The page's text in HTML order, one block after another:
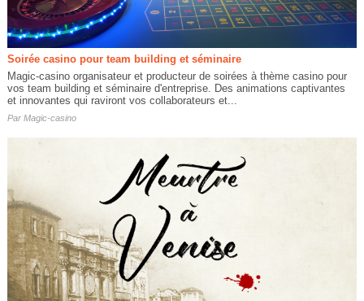
Soirée casino pour team building et séminaire
Magic-casino organisateur et producteur de soirées à thème casino pour
vos team building et séminaire d'entreprise. Des animations captivantes
et innovantes qui raviront vos collaborateurs et...
Par Magic-casino